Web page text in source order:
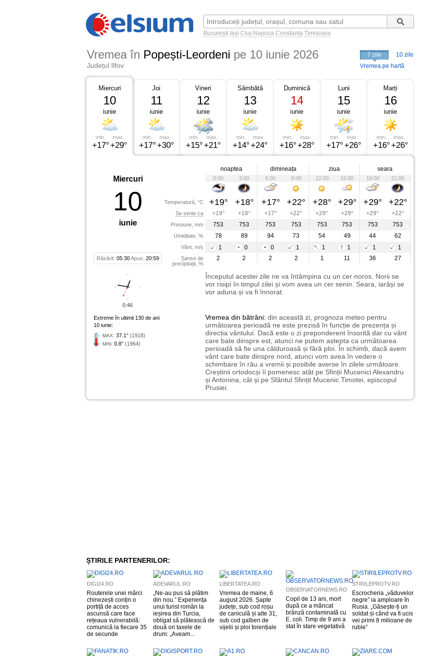
București Iași Cluj-Napoca Constanța Timișoara
Vremea în Popești-Leordeni pe 10 iunie 2026
Județul Ilfov
7 zile
10 zile
Vremea pe hartă
Miercuri
10
iunie
min.
+17°
max.
+29°
Joi
11
iunie
min.
+17°
max.
+30°
Vineri
12
iunie
min.
+15°
max.
+21°
Sâmbătă
13
iunie
min.
+14°
max.
+24°
Duminică
14
iunie
min.
+16°
max.
+28°
Luni
15
iunie
min.
+17°
max.
+26°
Marți
16
iunie
min.
+16°
max.
+26°
Miercuri
10
iunie
Răsărit: 05:30Apus: 20:59
Temperatură, °C
Se simte ca
Presiune, mm
Umiditate, %
Vânt, m/s
Șanse de
precipitații, %
noaptea dimineața ziua seara
0:00 3:00 6:00 9:00 12:00 15:00 18:00 21:00
+19° +18° +17° +22° +28° +29° +29° +22°
+19° +18° +17° +22° +29° +29° +29°
+22°
753
753 753 753 753 753 753
753
78
89 94 73 54 49 44
62
1
0 0 1 1 1 1
1
2
2 2 2 1 11 36 27
Începutul acestei zile ne va întâmpina cu un cer noros. Norii se
vor risipi în timpul zilei și vom avea un cer senin. Seara, iarăși se
vor aduna și va fi înnorat.
Extreme în ultimii 130 de ani
10 iunie:
MAX: 37.1° (1918)
MIN: 0.8° (1964)
Vremea din bătrâni: din această zi, prognoza meteo pentru
următoarea perioadă ne este prezisă în funcție de prezența și
direcția vântului. Dacă este o zi preponderent însorită dar cu vânt
care bate dinspre est, atunci ne putem aștepta ca următoarea
perioadă să fie una călduroasă și fără ploi. În schimb, dacă avem
vânt care bate dinspre nord, atunci vom avea în vedere o
schimbare în rău a vremii și posibile averse în zilele următoare.
Creștinii ortodocși îi pomenesc atât pe Sfinții Mucenici Alexandru
și Antonina, cât și pe Sfântul Sfințit Mucenic Timotei, episcopul
Prusiei.
0:46
ȘTIRILE PARTENERILOR:
DIGI24.RO
Routerele unei mărci
chinezești conțin o
portiță de acces
ascunsă care face
rețeaua vulnerabilă:
comunică la fiecare 35
de secunde
ADEVARUL.RO
„Ne-au pus să plătim
din nou.” Experiența
unui turist român la
ieșirea din Turcia,
obligat să plătească de
două ori taxele de
drum: „Aveam...
LIBERTATEA.RO
Vremea de maine, 6
august 2026. Șapte
județe, sub cod roșu
de caniculă și alte 31,
sub cod galben de
vijelii și ploi torențiale
OBSERVATORNEWS.RO
Copil de 13 ani, mort
după ce a mâncat
brânză contaminată cu
E. coli. Timp de 9 ani a
stat în stare vegetativă
STIRILEPROTV.RO
Escrocheria „văduvelor
negre” ia amploare în
Rusia. „Găsește-ți un
soldat și când va fi ucis
vei primi 8 milioane de
ruble”